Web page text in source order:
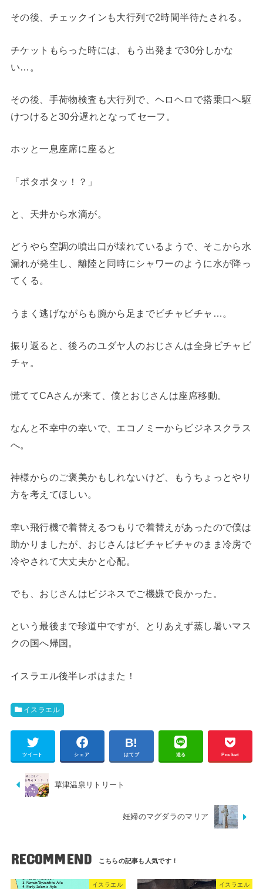
その後、チェックインも大行列で2時間半待たされる。
チケットもらった時には、もう出発まで30分しかな
い…。
その後、手荷物検査も大行列で、ヘロヘロで搭乗口へ駆
けつけると30分遅れとなってセーフ。
ホッと一息座席に座ると
「ポタポタッ！？」
と、天井から水滴が。
どうやら空調の噴出口が壊れているようで、そこから水
漏れが発生し、離陸と同時にシャワーのように水が降っ
てくる。
うまく逃げながらも腕から足までビチャビチャ…。
振り返ると、後ろのユダヤ人のおじさんは全身ビチャビ
チャ。
慌ててCAさんが来て、僕とおじさんは座席移動。
なんと不幸中の幸いで、エコノミーからビジネスクラス
へ。
神様からのご褒美かもしれないけど、もうちょっとやり
方を考えてほしい。
幸い飛行機で着替えるつもりで着替えがあったので僕は
助かりましたが、おじさんはビチャビチャのまま冷房で
冷やされて大丈夫かと心配。
でも、おじさんはビジネスでご機嫌で良かった。
という最後まで珍道中ですが、とりあえず蒸し暑いマス
クの国へ帰国。
イスラエル後半レポはまた！
イスラエル
ツイート シェア はてブ 送る Pocket
草津温泉リトリート
妊婦のマグダラのマリア
RECOMMEND
イスラエル イスラエル